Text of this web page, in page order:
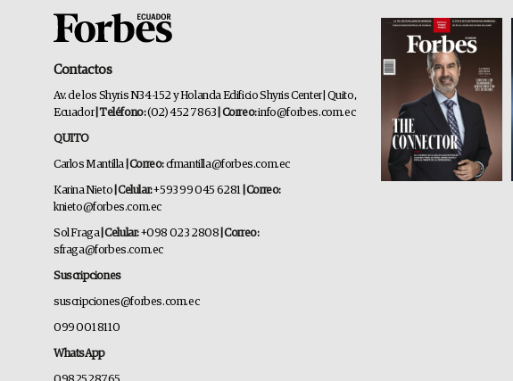
Contactos
Av. de los Shyris N34-152 y Holanda Edificio Shyris Center | Quito,
Ecuador | Teléfono:(02) 452 7863 | Correo:info@forbes.com.ec
QUITO
Carlos Mantilla | Correo:cfmantilla@forbes.com.ec
Karina Nieto | Celular:+593 99 045 6281 | Correo:
knieto@forbes.com.ec
Sol Fraga| Celular:+098 023 2808 | Correo:
sfraga@forbes.com.ec
Suscripciones
suscripciones@forbes.com.ec
099 001 8110
WhatsApp